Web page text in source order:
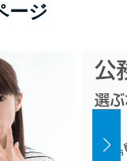
ージ